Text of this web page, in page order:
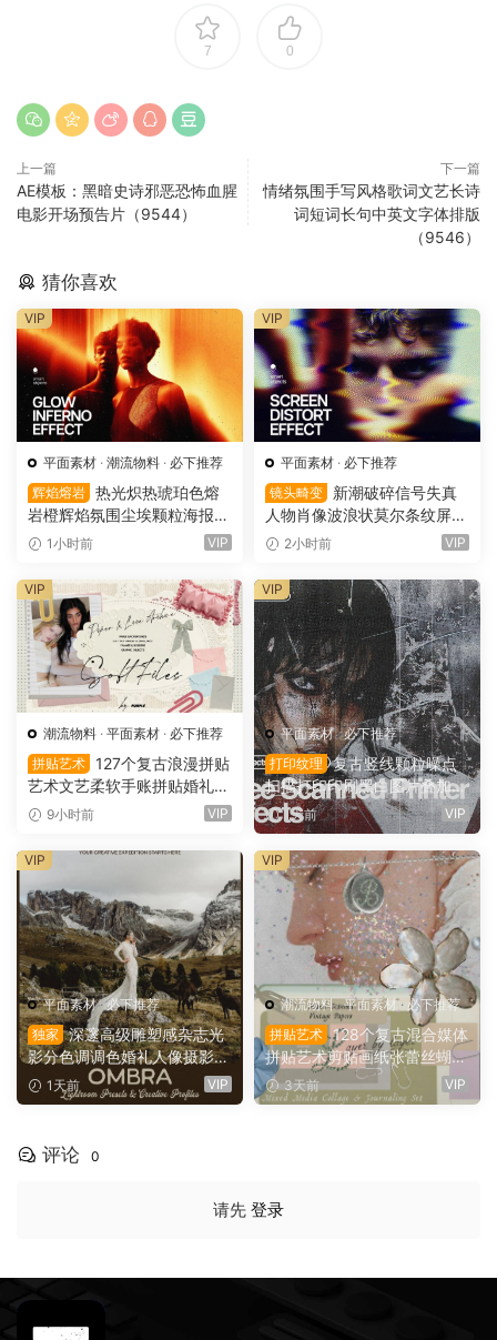
7 0
上一篇
AE模板：黑暗史诗邪恶恐怖血腥
电影开场预告片（9544）
下一篇
情绪氛围手写风格歌词文艺长诗
词短词长句中英文字体排版
（9546）
猜你喜欢
平面素材 · 潮流物料 · 必下推荐
辉焰熔岩 热光炽热琥珀色熔
岩橙辉焰氛围尘埃颗粒海报封
面设计PSD特效样机 Glow Inf
1小时前 VIP
VIP
平面素材 · 必下推荐
镜头畸变
新潮破碎信号失真
人物肖像波浪状莫尔条纹屏幕
畸变专辑封面音乐海报传单P
ortion Effect（16156）
2小时前 VIP
VIP
潮流物料 · 平面素材 · 必下推荐
拼贴艺术
127个复古浪漫拼贴
艺术文艺柔软手账拼贴婚礼纸
张边框信封蕾丝蝴蝶结小物件
oft Files: Minimal Archive Co
llage（16152）
9小时前 VIP
VIP
平面素材·必下推荐
打印纹理
复古竖线颗粒噪点
扫描打印印刷黑白图片叠加滤
镜PAT 图案纹理+PS动作+GR
D 渐变预设 Züli – +10 Scann
ed-Printer Effects（1674
9）
1天前 VIP
VIP
平面素材·必下推荐
独家
深邃高级雕塑感杂志光
影分色调调色婚礼人像摄影Li
ghtroom预设 Archipelago Q
uest – QUEST 61 OMBRA
1天前 VIP
VIP
潮流物料·平面素材· 必下推荐
拼贴艺术 128个复古混合媒体
拼贴艺术剪贴画纸张蕾丝蝴蝶
结珍珠缎带纺织品PNG免扣图
片设计套装 Layer by Layer:
3天前 VIP
VIP
评论 0
请先 登录